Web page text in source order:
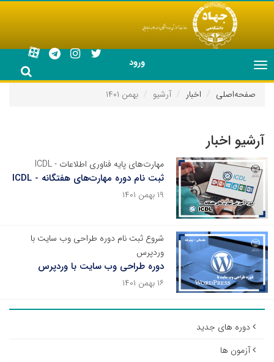
ورود
Toggle
navigation
صفحه‌اصلی
اخبار آرشیو بهمن ۱۴۰۱
آرشیو اخبار
مهارت‌های پایه فناوری اطلاعات - ICDL
ثبت نام دوره مهارت‌های هفتگانه - ICDL
۱۹ بهمن ۱۴۰۱
شروع ثبت نام دوره طراحی وب سایت با
وردپرس
دوره طراحی وب سایت با وردپرس
۱۶ بهمن ۱۴۰۱
دوره های جدید
آزمون ها